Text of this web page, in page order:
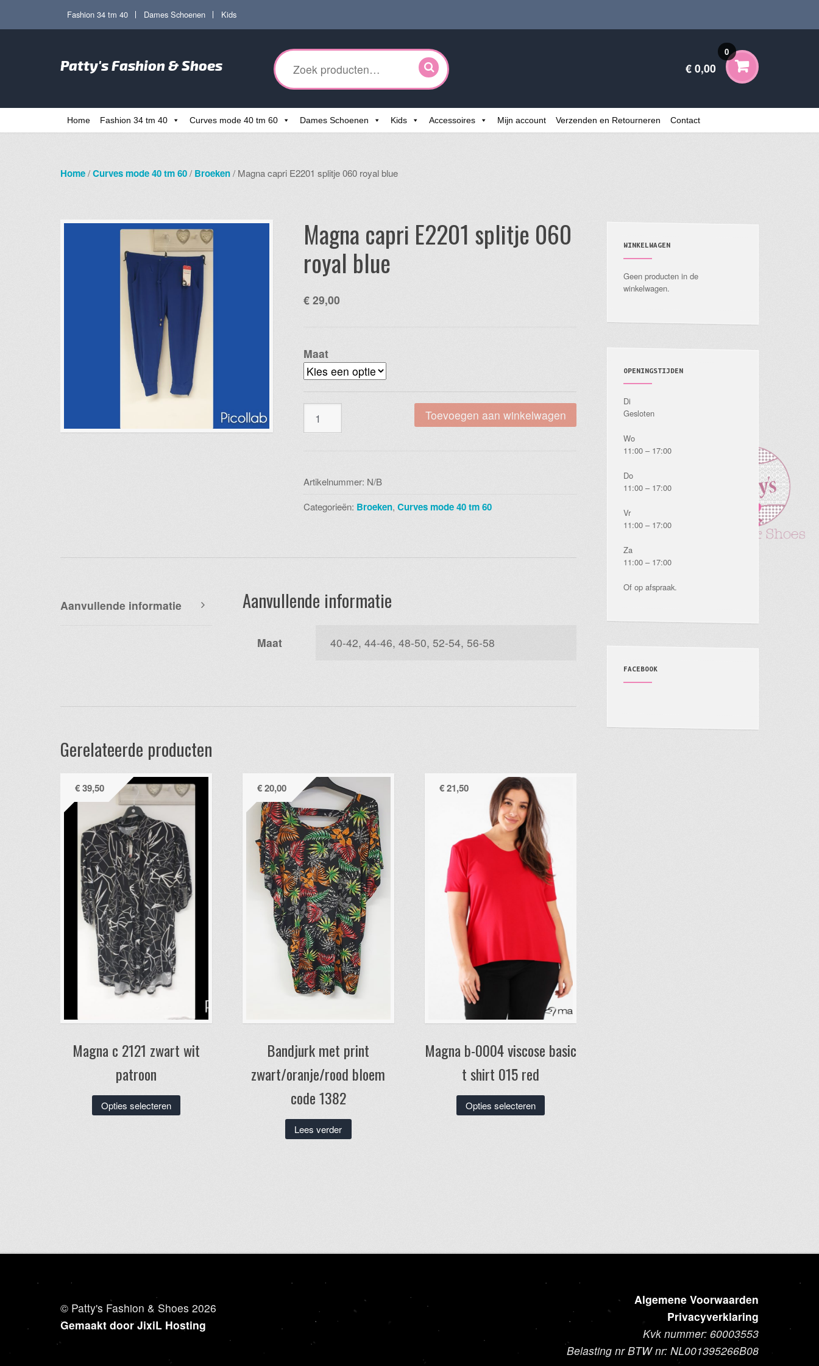
Ga
navigatie
Ga
de
inhoud
Fashion 34 tm 40 Dames Schoenen Kids
Patty's Fashion & Shoes
Zoeken
naar:
€ 0,00
0
Home Fashion 34 tm 40 Curves mode 40 tm 60 Dames Schoenen Kids Accessoires Mijn account Verzenden en Retourneren Contact
Home/Curves mode 40 tm 60/ Broeken/ Magna capri E2201 splitje 060 royal blue
Magna capri E2201 splitje 060
royal blue
€29,00
Maat
capri
060
royal
blue
Toevoegen aan winkelwagen
Artikelnummer: N/B
Categorieën: Broeken, Curves mode 40 tm 60
Aanvullende informatie Aanvullende informatie
Maat 40-42, 44-46, 48-50, 52-54, 56-58
Gerelateerde producten
Magna c 2121 zwart wit
patroon
€39,50
Opties selecteren
product
Bandjurk met print
zwart/oranje/rood bloem
code 1382
€20,00
Lees verder
Magna b-0004 viscose basic
t shirt 015 red
€21,50
Opties selecteren
product
WINKELWAGEN
Geen producten in de
winkelwagen.
OPENINGSTIJDEN
Di
Gesloten
Wo
11:00 – 17:00
Do
11:00 – 17:00
Vr
11:00 – 17:00
Za
11:00 – 17:00
Of op afspraak.
FACEBOOK
© Patty's Fashion & Shoes 2026
Gemaakt door JixiL Hosting
Algemene Voorwaarden
Privacyverklaring
Kvk nummer: 60003553
Belasting nr BTW nr: NL001395266B08